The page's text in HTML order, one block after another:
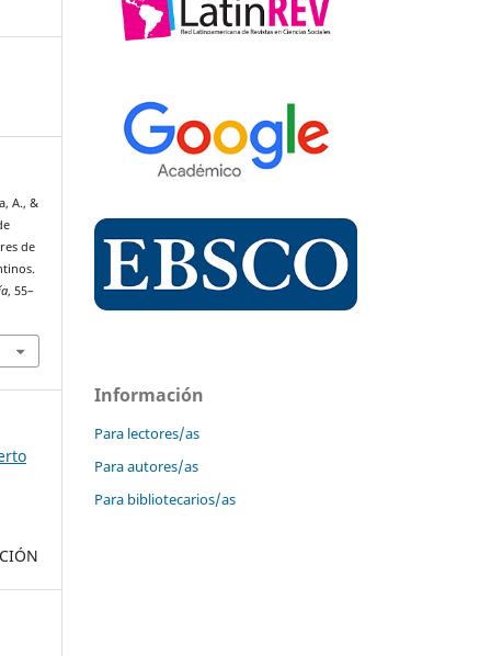
A., &
de
, 55–
Información
Para lectores/as
Para autores/as
Para bibliotecarios/as